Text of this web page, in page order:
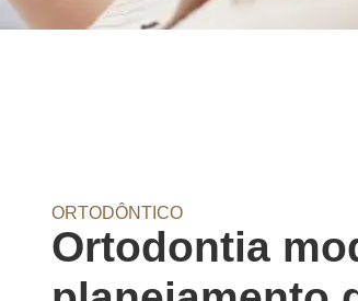
ORTODÔNTICO
Ortodontia